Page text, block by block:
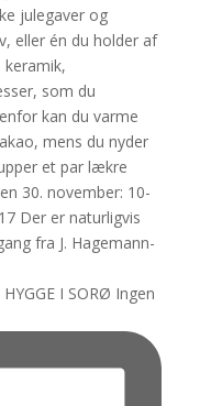
I SORØ Ingen